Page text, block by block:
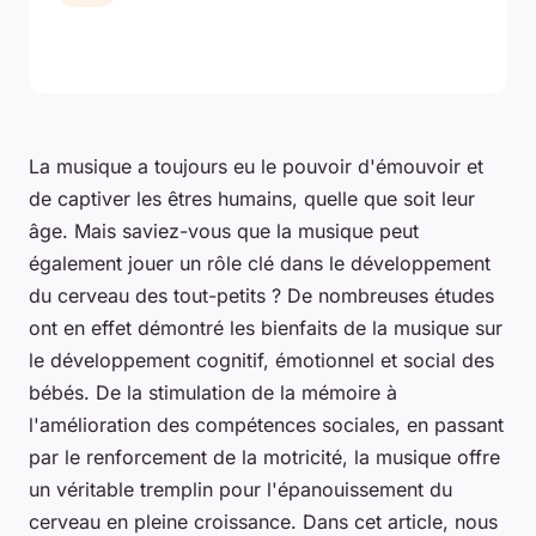
La musique a toujours eu le pouvoir d'émouvoir et
de captiver les êtres humains, quelle que soit leur
âge. Mais saviez-vous que la musique peut
également jouer un rôle clé dans le développement
du cerveau des tout-petits ? De nombreuses études
ont en effet démontré les bienfaits de la musique sur
le développement cognitif, émotionnel et social des
bébés. De la stimulation de la mémoire à
l'amélioration des compétences sociales, en passant
par le renforcement de la motricité, la musique offre
un véritable tremplin pour l'épanouissement du
cerveau en pleine croissance. Dans cet article, nous